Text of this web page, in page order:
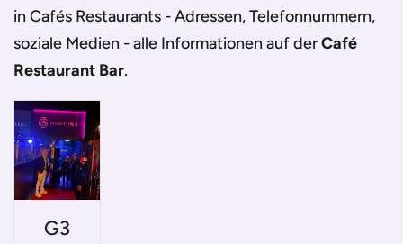
in Cafés Restaurants - Adressen, Telefonnummern,
soziale Medien - alle Informationen auf derCafé
Restaurant Bar.
G3